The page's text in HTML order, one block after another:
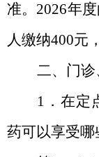
准。 2026年
人缴纳400元
二、门
1．在定
药可以享受哪